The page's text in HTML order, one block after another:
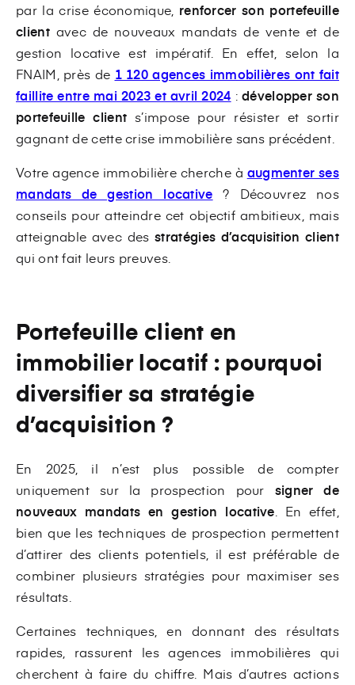
par la crise économique, renforcer son portefeuille
client avec de nouveaux mandats de vente et de
gestion locative est impératif. En effet, selon la
FNAIM, près de 1 120 agences immobilières ont fait
faillite entre mai 2023 et avril 2024 :développer son
portefeuille client s’impose pour résister et sortir
gagnant de cette crise immobilière sans précédent.
Votre agence immobilière cherche à augmenter ses
mandats de gestion locative ? Découvrez nos
conseils pour atteindre cet objectif ambitieux, mais
atteignable avec desstratégies d’acquisition client
qui ont fait leurs preuves.
Portefeuille client en
immobilier locatif : pourquoi
diversifier sa stratégie
d’acquisition ?
En 2025, il n’est plus possible de compter
uniquement sur la prospection pour signer de
nouveaux mandats en gestion locative . En effet,
bien que les techniques de prospection permettent
d’attirer des clients potentiels, il est préférable de
combiner plusieurs stratégies pour maximiser ses
résultats.
Certaines techniques, en donnant des résultats
rapides, rassurent les agences immobilières qui
cherchent à faire du chiffre. Mais d’autres actions